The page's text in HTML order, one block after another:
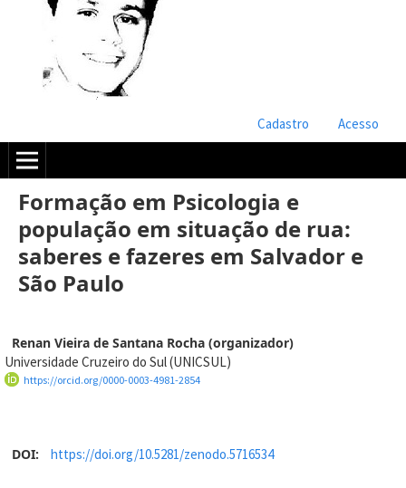
Cadastro Acesso
Formação em Psicologia e
população em situação de rua:
saberes e fazeres em Salvador e
São Paulo
Renan Vieira de Santana Rocha (organizador)
Universidade Cruzeiro do Sul (UNICSUL)
https://orcid.org/0000-0003-4981-2854
DOI: https://doi.org/10.5281/zenodo.5716534